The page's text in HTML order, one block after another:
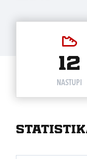
12
NASTUPI